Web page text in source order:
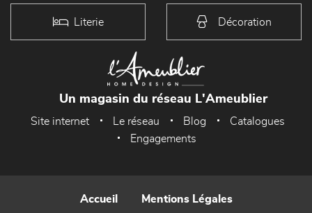
Literie Décoration
Un magasin du réseau L'Ameublier
Site internet Le réseau Blog
Catalogues
Engagements
Accueil Mentions Légales